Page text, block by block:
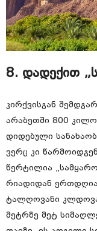
8. დადექით
კირქვისგან
არაბეთში 800
დიდებული
ვერც კი
წერტილია
რიადიდან
ტალღოვანი
მეტრზე მეტ